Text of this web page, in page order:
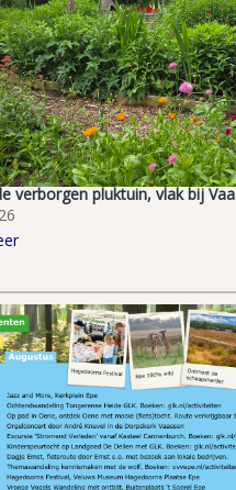
verborgen pluktuin, vlak bij